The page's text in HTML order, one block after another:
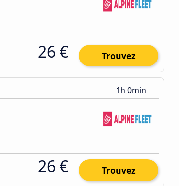
26 € Trouvez
1h 0min
26 € Trouvez